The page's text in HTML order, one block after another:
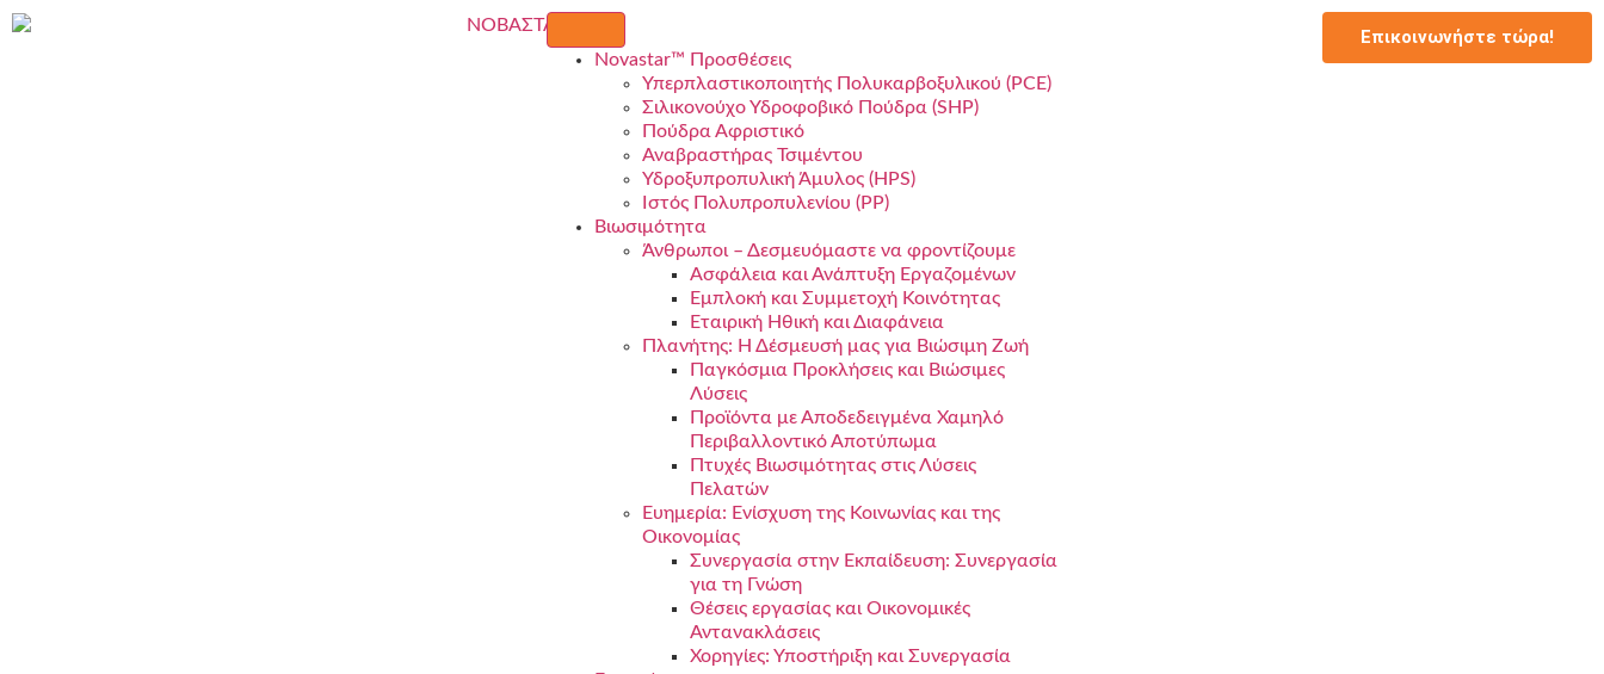
Novastar™ Προσθέσεις
Υπερπλαστικοποιητής Πολυκαρβοξυλικού (PCE)
Σιλικονούχο Υδροφοβικό Πούδρα (SHP)
Πούδρα Αφριστικό
Αναβραστήρας Τσιμέντου
Υδροξυπροπυλική Άμυλος (HPS)
Ιστός Πολυπροπυλενίου (PP)
Βιωσιμότητα
Άνθρωποι – Δεσμευόμαστε να φροντίζουμε
Ασφάλεια και Ανάπτυξη Εργαζομένων
Εμπλοκή και Συμμετοχή Κοινότητας
Εταιρική Ηθική και Διαφάνεια
Πλανήτης: Η Δέσμευσή μας για Βιώσιμη Ζωή
Παγκόσμια Προκλήσεις και Βιώσιμες
Λύσεις
Προϊόντα με Αποδεδειγμένα Χαμηλό
Περιβαλλοντικό Αποτύπωμα
Πτυχές Βιωσιμότητας στις Λύσεις
Πελατών
Ευημερία: Ενίσχυση της Κοινωνίας και της
Οικονομίας
Συνεργασία στην Εκπαίδευση: Συνεργασία
για τη Γνώση
Θέσεις εργασίας και Οικονομικές
Αντανακλάσεις
Χορηγίες: Υποστήριξη και Συνεργασία
Επικοινωνήστε τώρα!